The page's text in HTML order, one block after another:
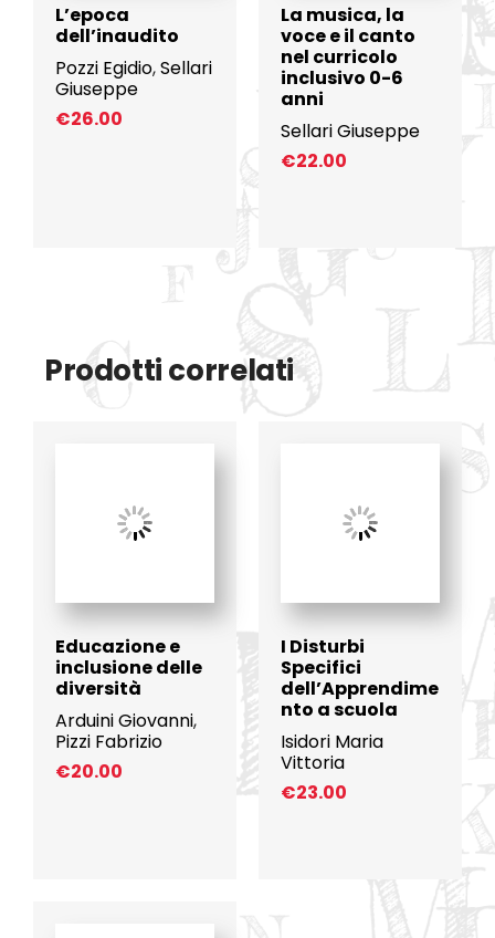
L’epoca
dell’inaudito
Pozzi Egidio,Sellari
Giuseppe
€26.00
La musica, la
voce e il canto
nel curricolo
inclusivo 0-6
anni
Sellari Giuseppe
€22.00
Prodotti correlati
Educazione e
inclusione delle
diversità
Arduini Giovanni,
Pizzi Fabrizio
€20.00
I Disturbi
Specifici
dell’Apprendime
nto a scuola
Isidori Maria
Vittoria
€23.00